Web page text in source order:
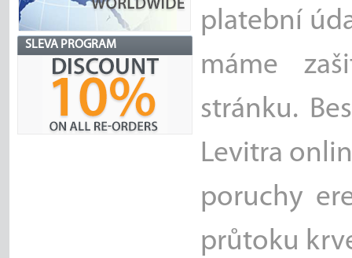
SLEVA PROGRAM
platební
máme
stránku.
Levitra
poruchy
průtoku